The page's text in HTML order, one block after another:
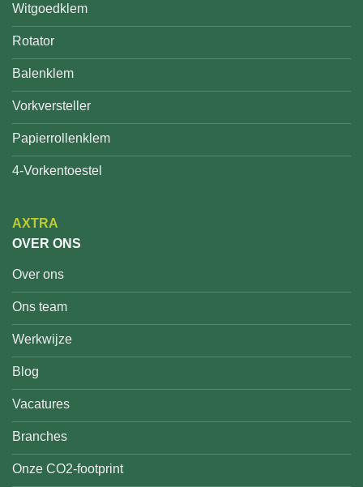
Witgoedklem
Rotator
Balenklem
Vorkversteller
Papierrollenklem
4-Vorkentoestel
AXTRA
OVER ONS
Over ons
Ons team
Werkwijze
Blog
Vacatures
Branches
Onze CO2-footprint